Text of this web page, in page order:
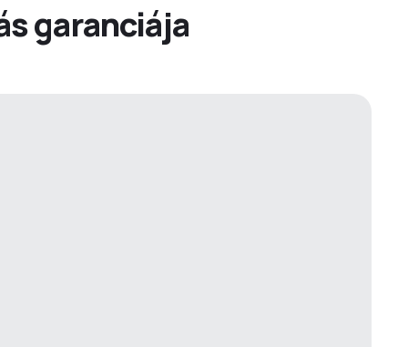
garanciája